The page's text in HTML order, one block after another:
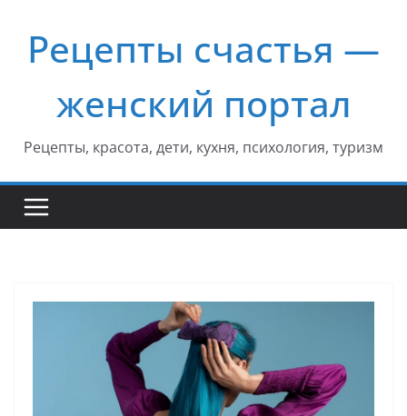
содержимому
Рецепты счастья —
женский портал
Рецепты, красота, дети, кухня, психология, туризм